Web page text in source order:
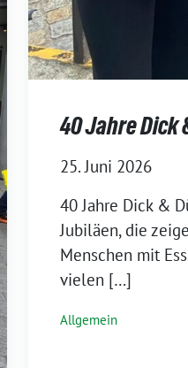
40 Jahre Dick
25. Juni 2026
40 Jahre Dick &
Jubiläen, die
Menschen mit
vielen […]
Allgemein